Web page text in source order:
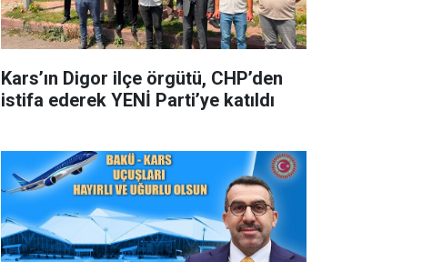
Kars’ın Digor ilçe örgütü, CHP’den
istifa ederek YENİ Parti’ye katıldı